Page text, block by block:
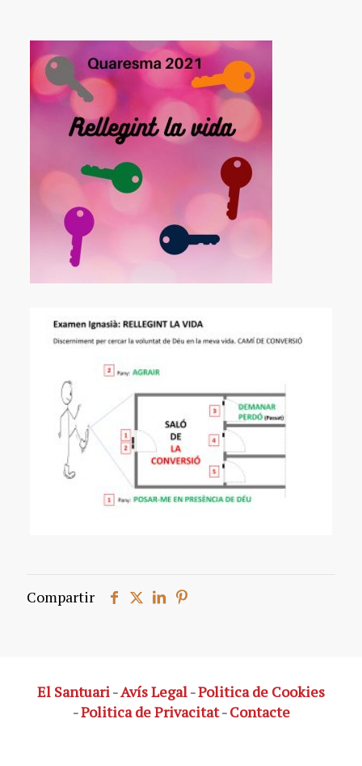
Compartir
El Santuari-Avís Legal-Politica de Cookies
-Politica de Privacitat-Contacte